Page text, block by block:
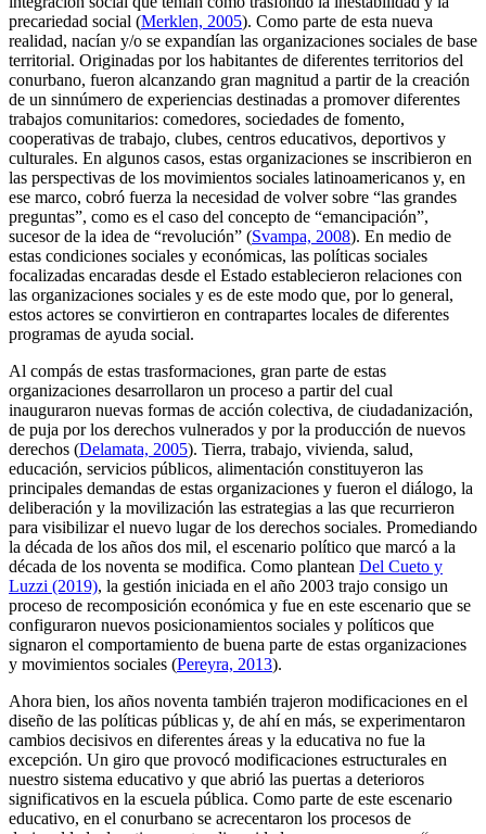
precariedad social (Merklen, 2005). Como parte de esta nueva
realidad, nacían y/o se expandían las organizaciones sociales de base
territorial. Originadas por los habitantes de diferentes territorios del
conurbano, fueron alcanzando gran magnitud a partir de la creación
de un sinnúmero de experiencias destinadas a promover diferentes
trabajos comunitarios: comedores, sociedades de fomento,
cooperativas de trabajo, clubes, centros educativos, deportivos y
culturales. En algunos casos, estas organizaciones se inscribieron en
las perspectivas de los movimientos sociales latinoamericanos y, en
ese marco, cobró fuerza la necesidad de volver sobre “las grandes
preguntas”, como es el caso del concepto de “emancipación”,
sucesor de la idea de “revolución” (Svampa, 2008). En medio de
estas condiciones sociales y económicas, las políticas sociales
focalizadas encaradas desde el Estado establecieron relaciones con
las organizaciones sociales y es de este modo que, por lo general,
estos actores se convirtieron en contrapartes locales de diferentes
programas de ayuda social.
Al compás de estas trasformaciones, gran parte de estas
organizaciones desarrollaron un proceso a partir del cual
inauguraron nuevas formas de acción colectiva, de ciudadanización,
de puja por los derechos vulnerados y por la producción de nuevos
derechos (Delamata, 2005). Tierra, trabajo, vivienda, salud,
educación, servicios públicos, alimentación constituyeron las
principales demandas de estas organizaciones y fueron el diálogo, la
deliberación y la movilización las estrategias a las que recurrieron
para visibilizar el nuevo lugar de los derechos sociales. Promediando
la década de los años dos mil, el escenario político que marcó a la
década de los noventa se modifica. Como plantean Del Cueto y
Luzzi (2019), la gestión iniciada en el año 2003 trajo consigo un
proceso de recomposición económica y fue en este escenario que se
configuraron nuevos posicionamientos sociales y políticos que
signaron el comportamiento de buena parte de estas organizaciones
y movimientos sociales (Pereyra, 2013).
Ahora bien, los años noventa también trajeron modificaciones en el
diseño de las políticas públicas y, de ahí en más, se experimentaron
cambios decisivos en diferentes áreas y la educativa no fue la
excepción. Un giro que provocó modificaciones estructurales en
nuestro sistema educativo y que abrió las puertas a deterioros
significativos en la escuela pública. Como parte de este escenario
educativo, en el conurbano se acrecentaron los procesos de